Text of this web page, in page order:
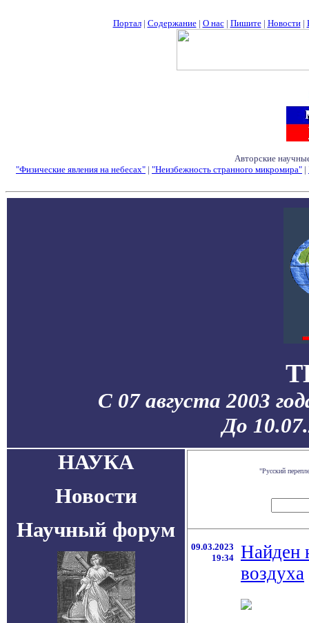
Портал| Содержание| О нас| Пишите| Новости|
Авторские
"Физические явления на небесах" | "Неизбежность странного микромира" |
С 07 августа 2003
До
НАУКА
Новости
Научный форум
"Русский
09.03.2023
19:34
Найден
воздуха